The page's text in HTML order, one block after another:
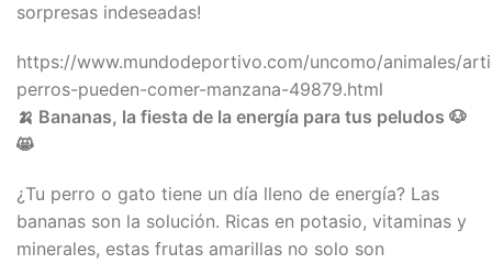
sorpresas indeseadas!
https://www.mundodeportivo.com/uncomo/animales/
perros-pueden-comer-manzana-49879.html
🍌 Bananas, la fiesta de la energía para tus peludos 🐶
😸
¿Tu perro o gato tiene un día lleno de energía? Las
bananas son la solución. Ricas en potasio, vitaminas y
minerales, estas frutas amarillas no solo son